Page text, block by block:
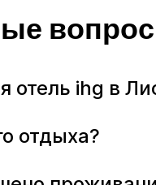
отель ihg в
отдыха?